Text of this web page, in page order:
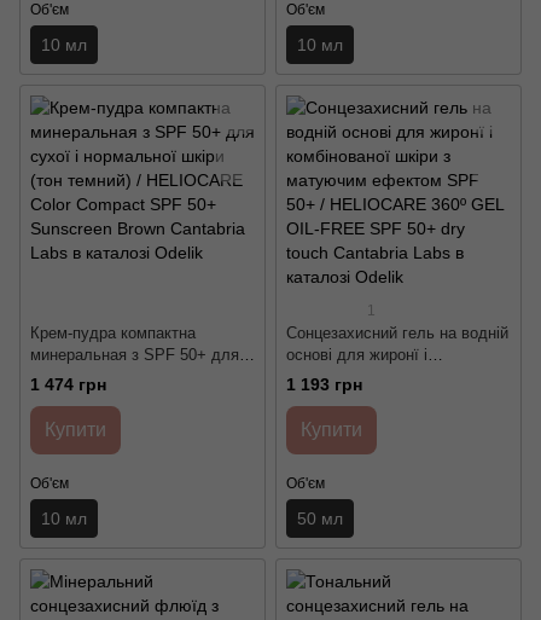
Об'єм
10 мл
Об'єм
10 мл
Крем-пудра компактна
минеральная з SPF 50+ для
сухої і нормальної шкіри (тон
темний) / HELIOCARE Color
Compact SPF 50+ Sunscreen
Brown Cantabria Labs
1 474 грн
Купити
Об'єм
10 мл
1
Сонцезахисний гель на водній
основі для жиронї і
комбінованої шкіри з
матуючим ефектом SPF 50+ /
HELIOCARE 360º GEL OIL-
FREE SPF 50+ dry touch
1 193 грн
Купити
Об'єм
50 мл